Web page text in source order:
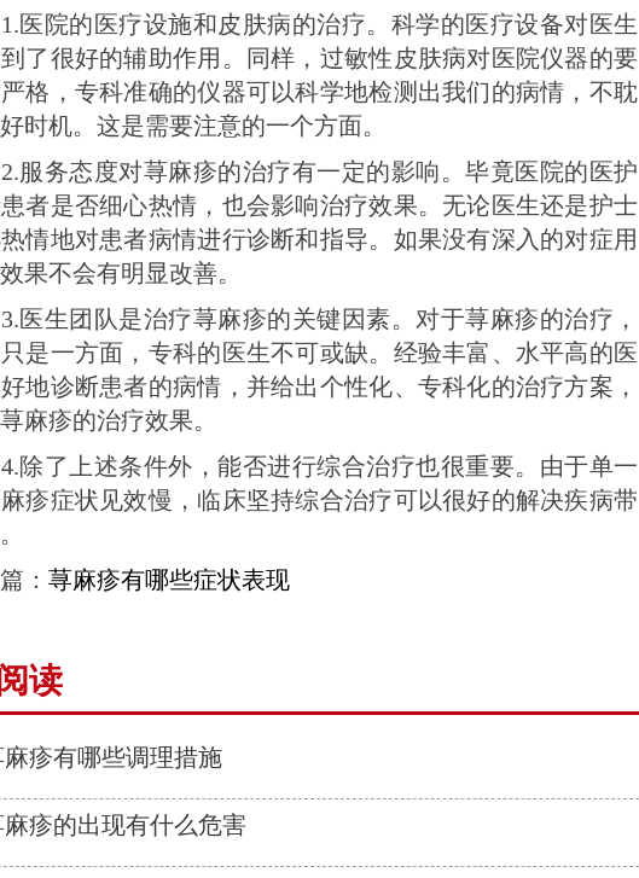
的医疗设施和皮肤病的治疗。科学的医疗设备对医生
了很好的辅助作用。同样，过敏性皮肤病对医院仪器的要
格，专科准确的仪器可以科学地检测出我们的病情，不耽
时机。这是需要注意的一个方面。
态度对荨麻疹的治疗有一定的影响。毕竟医院的医护
者是否细心热情，也会影响治疗效果。无论医生还是护士
情地对患者病情进行诊断和指导。如果没有深入的对症用
果不会有明显改善。
团队是治疗荨麻疹的关键因素。对于荨麻疹的治疗，
是一方面，专科的医生不可或缺。经验丰富、水平高的医
地诊断患者的病情，并给出个性化、专科化的治疗方案，
麻疹的治疗效果。
上述条件外，能否进行综合治疗也很重要。由于单一
疹症状见效慢，临床坚持综合治疗可以很好的解决疾病带
： 荨麻疹有哪些症状表现
读
麻疹有哪些调理措施
麻疹的出现有什么危害